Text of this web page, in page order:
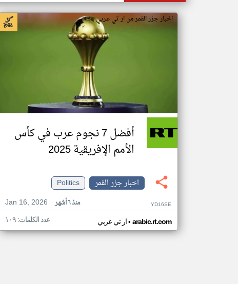
اخبار جزر القمر من ار تي عربي
أفضل 7 نجوم عرب في كأس
الأمم الإفريقية 2025
اخبار جزر القمر
Politics
Jan 16, 2026
منذ ٦ أشهر YD16SE
ار تي عربي• arabic.rt.com عدد الكلمات: ١٠٩